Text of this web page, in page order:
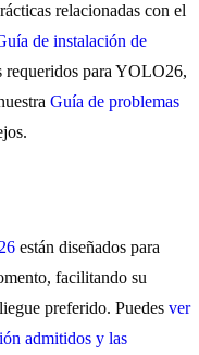
relacionadas con el
de instalación de
requeridos para YOLO26,
Guía de problemas
están diseñados para
facilitando su
preferido. Puedes ver
admitidos y las